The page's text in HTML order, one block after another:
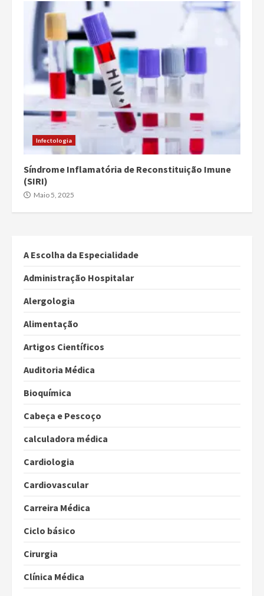
Infectologia
Síndrome Inflamatória de Reconstituição Imune
(SIRI)
Maio 5, 2025
A Escolha da Especialidade
Administração Hospitalar
Alergologia
Alimentação
Artigos Científicos
Auditoria Médica
Bioquímica
Cabeça e Pescoço
calculadora médica
Cardiologia
Cardiovascular
Carreira Médica
Ciclo básico
Cirurgia
Clínica Médica